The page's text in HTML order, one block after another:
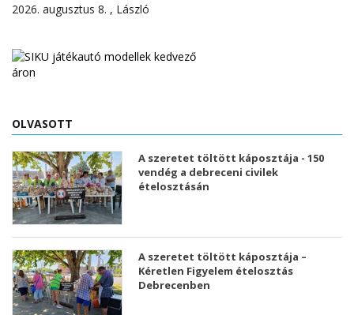
2026. augusztus 8. , László
OLVASOTT
A szeretet töltött káposztája - 150
vendég a debreceni civilek
ételosztásán
A szeretet töltött káposztája –
Kéretlen Figyelem ételosztás
Debrecenben